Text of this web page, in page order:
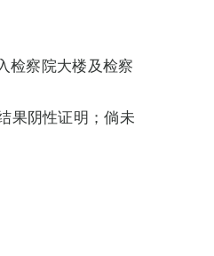
检察院大楼及检察
果阴性证明；倘未